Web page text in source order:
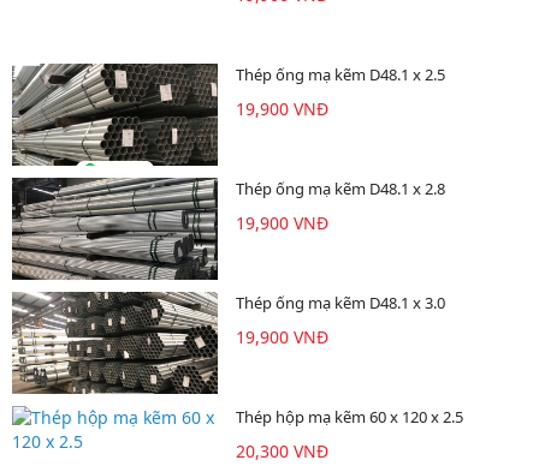
Thép ống mạ kẽm D48.1 x 2.5
19,900 VNĐ
Thép ống mạ kẽm D48.1 x 2.8
19,900 VNĐ
Thép ống mạ kẽm D48.1 x 3.0
19,900 VNĐ
Thép hộp mạ kẽm 60 x 120 x 2.5
20,300 VNĐ